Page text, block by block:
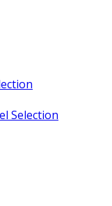
Selection